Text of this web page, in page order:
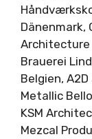
Dänenmark,
Architecture
Brauerei
Belgien,
Metallic
KSM
Mezcal